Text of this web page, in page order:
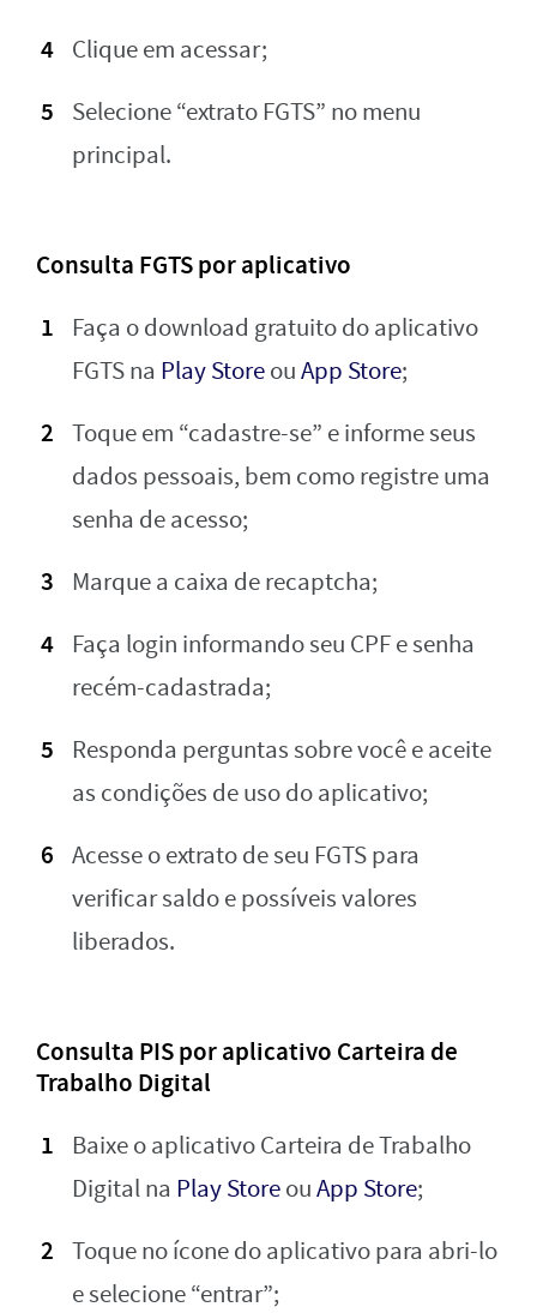
Clique em acessar;
Selecione “extrato FGTS” no menu
principal.
Consulta FGTS por aplicativo
Faça o download gratuito do aplicativo
FGTS na Play StoreouApp Store;
Toque em “cadastre-se” e informe seus
dados pessoais, bem como registre uma
senha de acesso;
Marque a caixa de recaptcha;
Faça login informando seu CPF e senha
recém-cadastrada;
Responda perguntas sobre você e aceite
as condições de uso do aplicativo;
Acesse o extrato de seu FGTS para
verificar saldo e possíveis valores
liberados.
Consulta PIS por aplicativo Carteira de
Trabalho Digital
Baixe o aplicativo Carteira de Trabalho
Digital na Play StoreouApp Store;
Toque no ícone do aplicativo para abri-lo
e selecione “entrar”;